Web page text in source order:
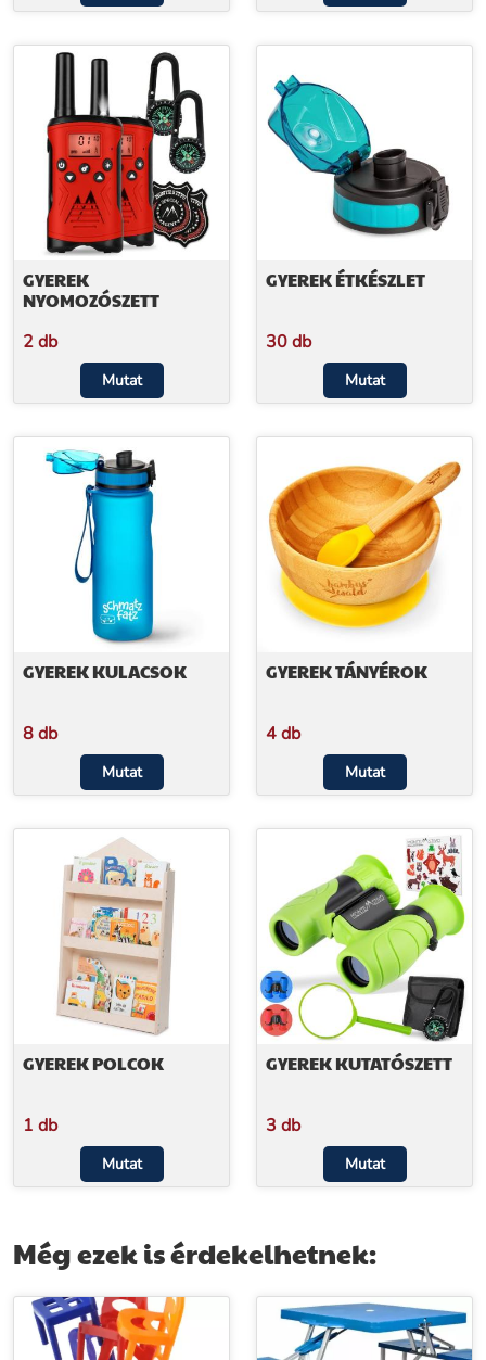
GYEREK
NYOMOZÓSZETT
2 db
Mutat
GYEREK ÉTKÉSZLET
30 db
Mutat
GYEREK KULACSOK
8 db
Mutat
GYEREK TÁNYÉROK
4 db
Mutat
GYEREK POLCOK
1 db
Mutat
GYEREK KUTATÓSZETT
3 db
Mutat
Még ezek is érdekelhetnek: